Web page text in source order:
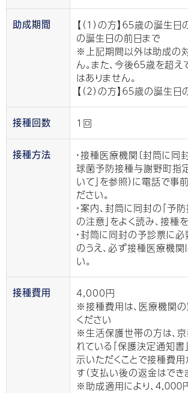
助成期間
【（1）の方】６５歳の誕生
の誕生日の前日まで
※上記期間以外は助成の
ん。また、今後６５歳を超
はありません。
【（2）の方】６５歳の誕生
接種回数 1回
接種方法
・接種医療機関〔封筒に同
球菌予防接種与謝野町指
いて」を参照）に電話で事
ださい。
・案内、封筒に同封の「予
の注意」をよく読み、接種
・封筒に同封の予診票に
のうえ、必ず接種医療機
い。
接種費用
4,000円
※接種費用は、医療機関
ください
※生活保護世帯の方は、
れている「保護決定通知書
示いただくことで接種費
す（支払い後の返金はでき
※助成適用により、４,００